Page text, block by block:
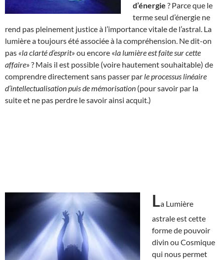
d’énergie ? Parce que le
terme seul d’énergie ne
rend pas pleinement justice à l’importance vitale de l’astral. La
lumière a toujours été associée à la compréhension. Ne dit-on
pas «la clarté d’esprit» ou encore «la lumière est faite sur cette
affaire» ? Mais il est possible (voire hautement souhaitable) de
comprendre directement sans passer par le processus linéaire
d’intellectualisation puis de mémorisation (pour savoir par la
suite et ne pas perdre le savoir ainsi acquit.)
La Lumière
astrale est cette
forme de pouvoir
divin ou Cosmique
qui nous permet